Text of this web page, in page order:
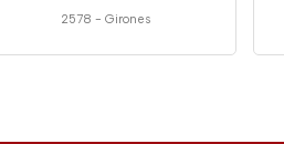
2578 - Girones